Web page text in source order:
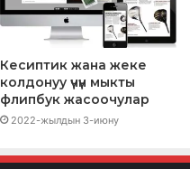
Кесиптик жана жеке
колдонуу үчүн мыкты
флипбук жасоочулар
2022-жылдын 3-июну